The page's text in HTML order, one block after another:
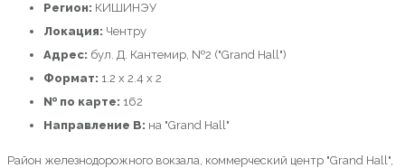
Регион: КИШИНЭУ
Локация: Чентру
Адрес: бул. Д. Кантемир, №2 ("Grand Hall")
Формат: 1.2 x 2.4 x 2
№ по карте: 162
Направление B: на "Grand Hall"
Район железнодорожного вокзала, коммерческий центр "Grand Hall",